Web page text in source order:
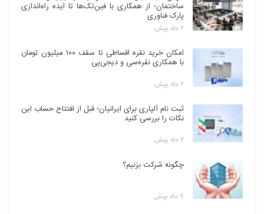
ساختمان؛ از همکاری با فین‌تک‌ها تا ایده راه‌اندازی
پارک فناوری
۲ ماه پیش
امکان خرید نقره اقساطی تا سقف ۱۰۰ میلیون تومان
با همکاری نقره‌سی و دیجی‌پی
۲ ماه پیش
ثبت نام آلپاری برای ایرانیان؛ قبل از افتتاح حساب این
نکات را بررسی کنید
۲ ماه پیش
چگونه شرکت بزنیم؟
۷ ماه پیش